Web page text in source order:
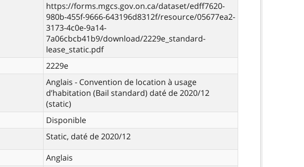
https://forms.mgcs.gov.on.ca/dataset/edff7620-
980b-455f-9666-643196d8312f/resource/05677ea2-
3173-4c0e-9a14-
7a06cbcb41b9/download/2229e_standard-
lease_static.pdf
2229e
Anglais - Convention de location à usage
d’habitation (Bail standard) daté de 2020/12
(static)
Disponible
Static, daté de 2020/12
Anglais